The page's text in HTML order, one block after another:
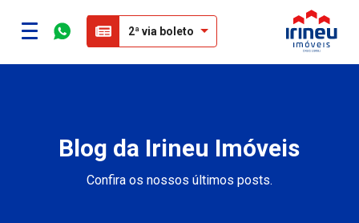
2ª via boleto
Blog da Irineu Imóveis
Confira os nossos últimos posts.